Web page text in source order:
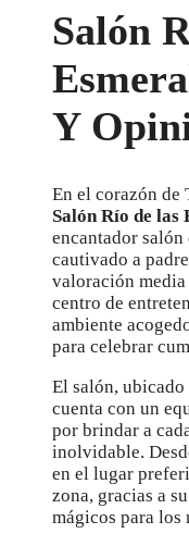
Salón
Y
En el corazón de
Salón Río de las
encantador
cautivado a
valoración media
centro de
ambiente
para celebrar
El salón,
cuenta con un
por brindar a
inolvidable.
en el lugar
zona, gracias a
mágicos para los